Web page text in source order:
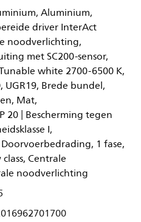
Aluminium,
driver InterAct
noodverlichting,
met SC200-sensor,
white 2700-6500 K,
UGR19, Brede bundel,
Mat,
20 | Bescherming tegen
I,
1 fase,
Centrale
noodverlichting